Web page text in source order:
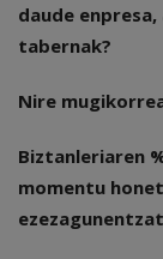
daude
tabernak?
Nire
Biztanleriaren
momentu